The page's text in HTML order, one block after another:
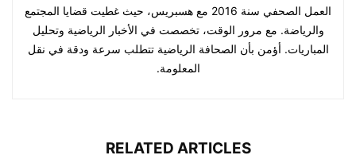
العمل الصحفي سنة 2016 مع هسبريس، حيث غطيت قضايا المجتمع
والرياضة. مع مرور الوقت، تخصصت في الأخبار الرياضية وتحليل
المباريات. أؤمن بأن الصحافة الرياضية تتطلب سرعة ودقة في نقل
المعلومة.
RELATED ARTICLES